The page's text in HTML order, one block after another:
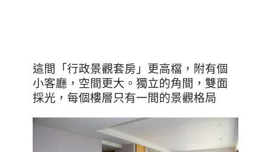
這間「行政景觀套房」更高檔，附有個
小客廳，空間更大。獨立的角間，雙面
採光，每個樓層只有一間的景觀格局